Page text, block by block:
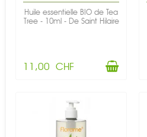
Huile essentielle BIO de Tea
Tree - 10ml - De Saint Hilaire
11,00 CHF